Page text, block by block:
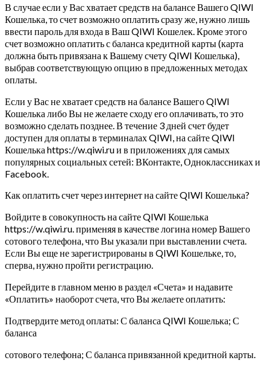
В случае если у Вас хватает средств на балансе Вашего QIWI
Кошелька, то счет возможно оплатить сразу же, нужно лишь
ввести пароль для входа в Ваш QIWI Кошелек. Кроме этого
счет возможно оплатить с баланса кредитной карты (карта
должна быть привязана к Вашему счету QIWI Кошелька),
выбрав соответствующую опцию в предложенных методах
оплаты.
Если у Вас не хватает средств на балансе Вашего QIWI
Кошелька либо Вы не желаете сходу его оплачивать, то это
возможно сделать позднее. В течение 3 дней счет будет
доступен для оплаты в терминалах QIWI, на сайте QIWI
Кошелька https://w.qiwi.ru и в приложениях для самых
популярных социальных сетей: ВКонтакте, Одноклассниках и
Facebook.
Как оплатить счет через интернет на сайте QIWI Кошелька?
Войдите в совокупность на сайте QIWI Кошелька
https://w.qiwi.ru. применяя в качестве логина номер Вашего
сотового телефона, что Вы указали при выставлении счета.
Если Вы еще не зарегистрированы в QIWI Кошельке, то,
сперва, нужно пройти регистрацию.
Перейдите в главном меню в раздел «Счета» и надавите
«Оплатить» наоборот счета, что Вы желаете оплатить:
Подтвердите метод оплаты: С баланса QIWI Кошелька; С
баланса
сотового телефона; С баланса привязанной кредитной карты.